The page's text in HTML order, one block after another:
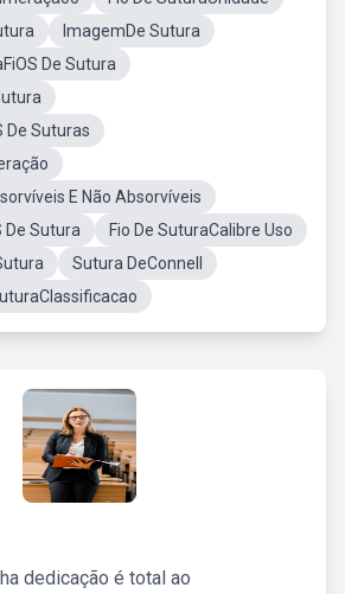
ImagemDe Sutura
De Sutura
De Suturas
E Não Absorvíveis
De Sutura
Fio De SuturaCalibre Uso
Sutura DeConnell
dedicação é total ao